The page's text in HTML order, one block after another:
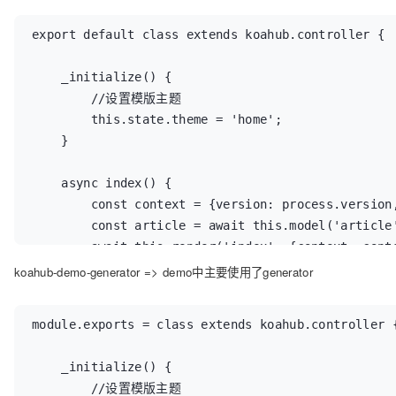
export default class extends koahub.controller {
_initialize() {
//设置模版主题
this.state.theme = 'home';
}
async index() {
const context = {version: process.version,
const article = await
await this.render('index', {context:
}
koahub-demo-generator => demo中主要使用了generator
module.exports = class extends koahub.controller
_initialize() {
//设置模版主题